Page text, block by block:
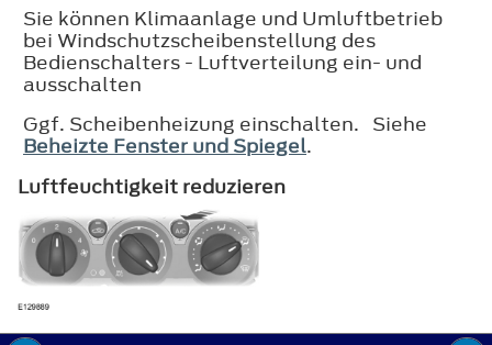
Sie können Klimaanlage und Umluftbetrieb
bei Windschutzscheibenstellung des
Bedienschalters - Luftverteilung ein- und
ausschalten
Ggf. Scheibenheizung einschalten. Siehe
Beheizte Fenster und Spiegel.
Luftfeuchtigkeit reduzieren